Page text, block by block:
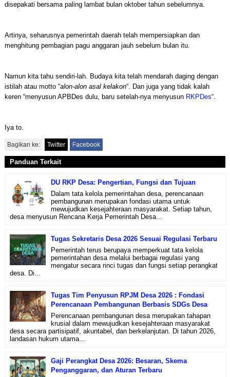
disepakati bersama paling lambat bulan oktober tahun sebelumnya.
Artinya, seharusnya pemerintah daerah telah mempersiapkan dan
menghitung pembagian pagu anggaran jauh sebelum bulan itu.
Namun kita tahu sendiri-lah. Budaya kita telah mendarah daging dengan
istilah atau motto “alon-alon asal kelakon“. Dan juga yang tidak kalah
keren “menyusun APBDes dulu, baru setelah-nya menyusun RKPDes“.
Iya to.
Bagikan ke: Twitter Facebook
Panduan Terkait
DU RKP Desa: Pengertian, Fungsi dan Tujuan
Dalam tata kelola pemerintahan desa, perencanaan
pembangunan merupakan fondasi utama untuk
mewujudkan kesejahteraan masyarakat. Setiap tahun,
desa menyusun Rencana Kerja Pemerintah Desa...
Tugas Sekretaris Desa 2026 Sesuai Regulasi Terbaru
Pemerintah terus berupaya memperkuat tata kelola
pemerintahan desa melalui berbagai regulasi yang
mengatur secara rinci tugas dan fungsi setiap perangkat
desa. Di...
Tugas Tim Penyusun RPJM Desa 2026 : Fondasi
Perencanaan Pembangunan Berbasis SDGs Desa
Perencanaan pembangunan desa merupakan tahapan
krusial dalam mewujudkan kesejahteraan masyarakat
desa secara partisipatif, akuntabel, dan berkelanjutan. Di tahun 2026,
landasan hukum utama...
Gaji Perangkat Desa 2026: Besaran, Skema
Penganggaran, dan Aturan Terbaru